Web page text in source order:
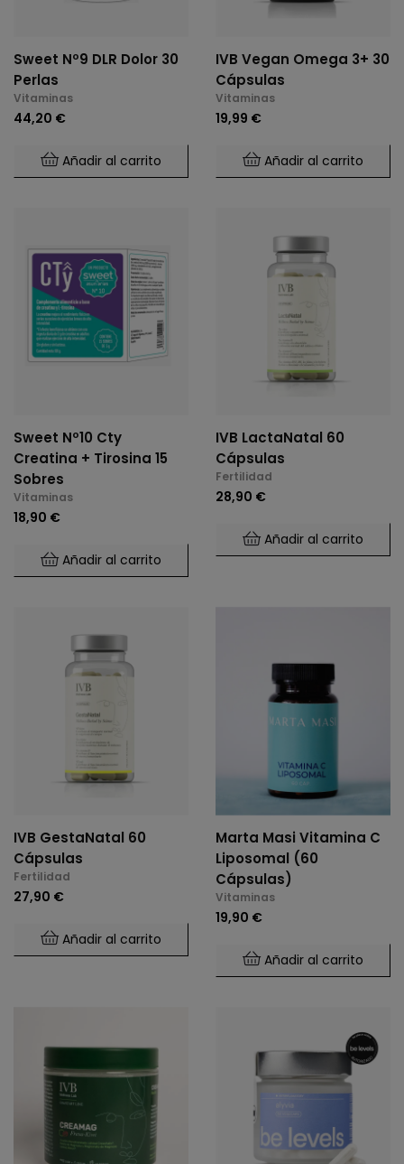
Sweet Nº9 DLR Dolor 30
Perlas
Vitaminas
44,20 €
Añadir al carrito
IVB Vegan Omega 3+ 30
Cápsulas
Vitaminas
19,99 €
Añadir al carrito
Sweet Nº10 Cty
Creatina + Tirosina 15
Sobres
Vitaminas
18,90 €
Añadir al carrito
IVB LactaNatal 60
Cápsulas
Fertilidad
28,90 €
Añadir al carrito
IVB GestaNatal 60
Cápsulas
Fertilidad
27,90 €
Añadir al carrito
Marta Masi Vitamina C
Liposomal (60
Cápsulas)
Vitaminas
19,90 €
Añadir al carrito